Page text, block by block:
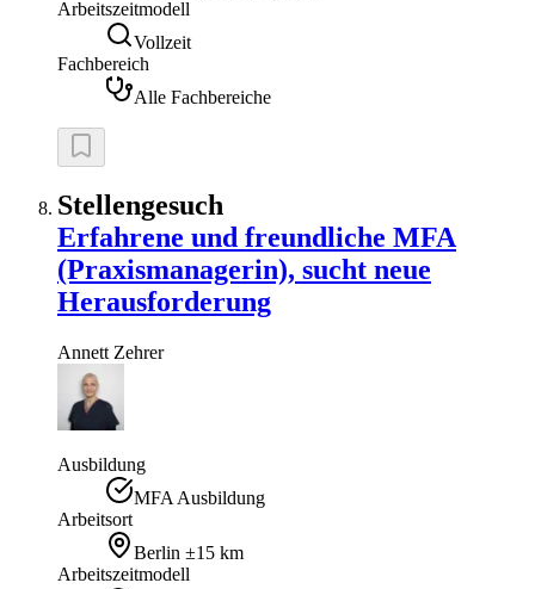
Arbeitszeitmodell
Vollzeit
Fachbereich
Alle Fachbereiche
Stellengesuch
Erfahrene und freundliche MFA
(Praxismanagerin), sucht neue
Herausforderung
Annett Zehrer
Ausbildung
MFA Ausbildung
Arbeitsort
Berlin ±15 km
Arbeitszeitmodell